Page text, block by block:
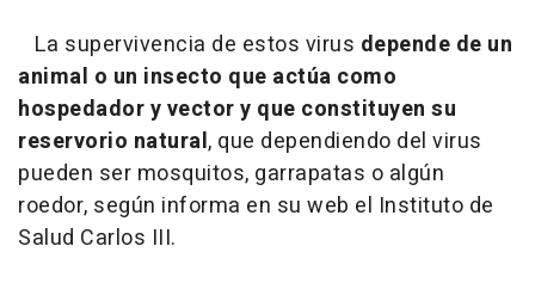
La supervivencia de estos virus depende de un
animal o un insecto que actúa como
hospedador y vector y que constituyen su
reservorio natural, que dependiendo del virus
pueden ser mosquitos, garrapatas o algún
roedor, según informa en su web el Instituto de
Salud Carlos III.